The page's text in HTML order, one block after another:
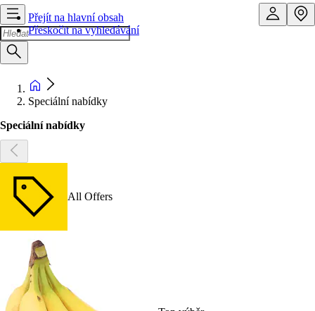
Přejít na hlavní obsah
Přeskočit na vyhledávání
Speciální nabídky
Speciální nabídky
All Offers